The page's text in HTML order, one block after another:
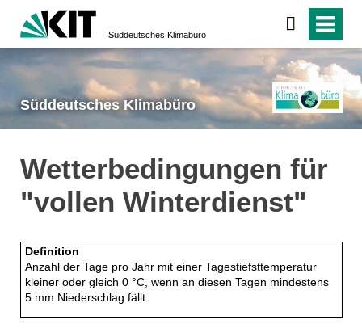
Süddeutsches Klimabüro
Süddeutsches Klimabüro
Wetterbedingungen für
"vollen Winterdienst"
Definition
Anzahl der Tage pro Jahr mit einer Tagestiefsttemperatur
kleiner oder gleich 0 °C, wenn an diesen Tagen mindestens
5 mm Niederschlag fällt